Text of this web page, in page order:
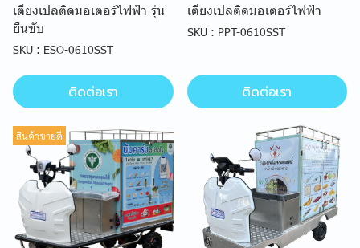
เตียงเปลติดมอเตอร์ไฟฟ้า รุ่น
ยืนขับ
SKU : ESO-0610SST
ติดต่อเรา
เตียงเปลติดมอเตอร์ไฟฟ้า
SKU : PPT-0610SST
ติดต่อเรา
สินค้าขายดี